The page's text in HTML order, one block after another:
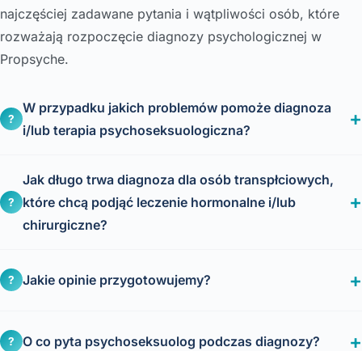
najczęściej zadawane pytania i wątpliwości osób, które
rozważają rozpoczęcie diagnozy psychologicznej w
Propsyche.
?
W przypadku jakich problemów pomoże diagnoza
i/lub terapia psychoseksuologiczna?
?
Jak długo trwa diagnoza dla osób transpłciowych,
które chcą podjąć leczenie hormonalne i/lub
chirurgiczne?
? Jakie opinie przygotowujemy?
? O co pyta psychoseksuolog podczas diagnozy?